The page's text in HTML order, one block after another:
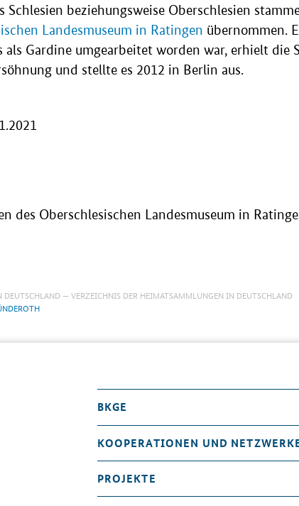
Schlesien beziehungsweise Oberschlesien
Landesmuseum in Ratingen übernommen.
als Gardine umgearbeitet worden war, erhielt die
und stellte es 2012 in Berlin aus.
des Oberschlesischen Landesmuseum in
VERZEICHNIS DER HEIMATSAMMLUNGEN IN DEUTSCHLAND
BKGE
KOOPERATIONEN UND
PROJEKTE